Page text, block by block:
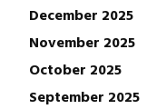
December 2025
November 2025
October 2025
September 2025